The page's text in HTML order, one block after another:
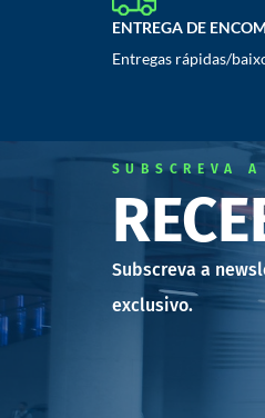
ENTREGA DE
Entregas rápidas/
SUBSCREVA
Subscreva a
exclusivo.